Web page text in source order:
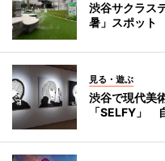
渋谷サクラス
暑」スポット
見る・遊ぶ
渋谷で現代美
「SELFY」